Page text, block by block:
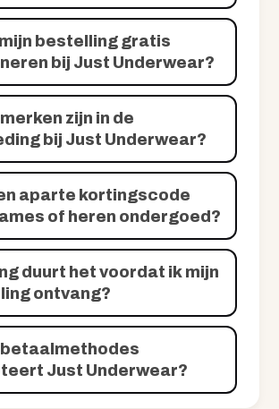
mijn bestelling gratis
bij Just Underwear?
zijn in de
bij Just Underwear?
aparte kortingscode
of heren ondergoed?
duurt het voordat ik mijn
ontvang?
betaalmethodes
Just Underwear?